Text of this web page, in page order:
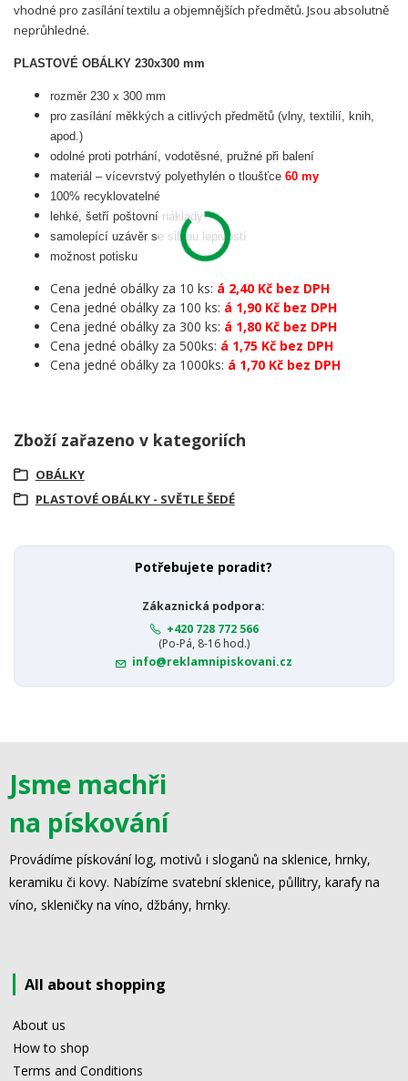
vhodné pro zasílání textilu a objemnějších předmětů. Jsou absolutně
neprůhledné.
PLASTOVÉ OBÁLKY 230x300 mm
rozměr 230 x 300 mm
pro zasílání měkkých a citlivých předmětů (vlny, textilií, knih,
apod.)
odolné proti potrhání, vodotěsné, pružné při balení
materiál – vícevrstvý polyethylén o tloušťce 60 my
100% recyklovatelné
lehké, šetří poštovní náklady
samolepící uzávěr se silnou lepivostí
možnost potisku
Cena jedné obálky za 10 ks: á 2,40 Kč bez DPH
Cena jedné obálky za 100 ks: á 1,90 Kč bez DPH
Cena jedné obálky za 300 ks: á 1,80 Kč bez DPH
Cena jedné obálky za 500ks: á 1,75 Kč bez DPH
Cena jedné obálky za 1000ks: á 1,70 Kč bez DPH
Zboží zařazeno v kategoriích
OBÁLKY
PLASTOVÉ OBÁLKY - SVĚTLE ŠEDÉ
Potřebujete poradit?
Zákaznická podpora:
+420 728 772 566
(Po-Pá, 8-16 hod.)
info@reklamnipiskovani.cz
Jsme machři
na pískování
Provádíme pískování log, motivů i sloganů na sklenice, hrnky,
keramiku či kovy. Nabízíme svatební sklenice, půllitry, karafy na
víno, skleničky na víno, džbány, hrnky.
All about shopping
About us
How to shop
Terms and Conditions